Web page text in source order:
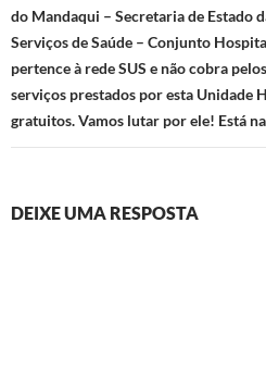
do Mandaqui – Secretaria de Estado
Serviços de Saúde – Conjunto
pertence à rede SUS e não cobra
serviços prestados por esta Unidade
gratuitos. Vamos lutar por ele! Está
DEIXE UMA RESPOSTA